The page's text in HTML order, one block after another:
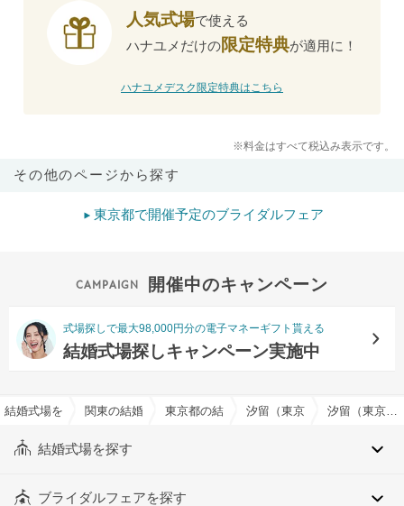
人気式場で使える
ハナユメだけの限定特典が適用に！
ハナユメデスク限定特典はこちら
※料金はすべて税込み表示です。
その他のページから探す
東京都で開催予定のブライダルフェア
開催中のキャンペーン
式場探しで最大98,000円分の電子マネーギフト貰える
結婚式場探しキャンペーン実施中
結婚式場を探すならハナユメ
関東の結婚式場東京都の結婚式場汐留（東京都）の結婚式場汐留（東京都）の貸切(フロア貸切含む)でおすすめの結婚式場・挙式会場一覧
結婚式場を探す
ブライダルフェアを探す